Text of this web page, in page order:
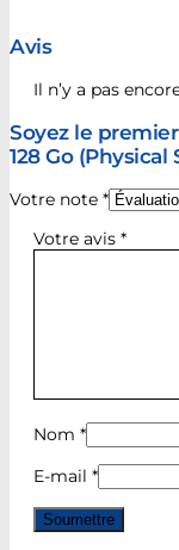
Avis
Il n’y a pas
Soyez le
128 Go
Votre note *
Votre avis *
Nom *
E-mail *